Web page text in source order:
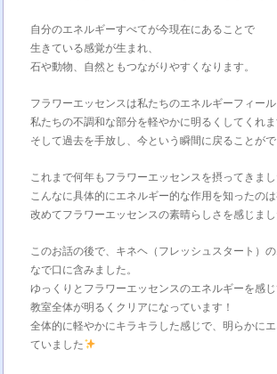
自分のエネルギーすべてが今現在にあることで
生きている感覚が生まれ、
石や動物、自然ともつながりやすくなります。
フラワーエッセンスは私たちのエネルギーフィー
私たちの不調和な部分を軽やかに明るくしてくれま
そして過去を手放し、今という瞬間に戻ることがで
これまで何年もフラワーエッセンスを摂ってきまし
こんなに具体的にエネルギー的な作用を知ったの
改めてフラワーエッセンスの素晴らしさを感じまし
このお話の後で、キネヘ（フレッシュスタート）
なで口に含みました。
ゆっくりとフラワーエッセンスのエネルギーを感
教室全体が明るくクリアになっています！
全体的に軽やかにキラキラした感じで、明らかに
ていました